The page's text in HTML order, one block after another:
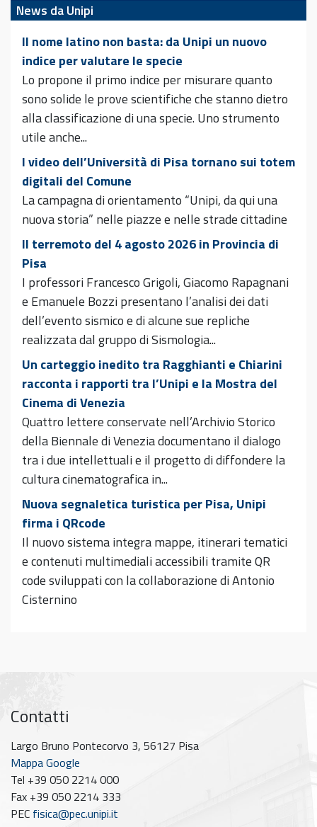
News da Unipi
Il nome latino non basta: da Unipi un nuovo
indice per valutare le specie
Lo propone il primo indice per misurare quanto
sono solide le prove scientifiche che stanno dietro
alla classificazione di una specie. Uno strumento
utile anche...
I video dell’Università di Pisa tornano sui totem
digitali del Comune
La campagna di orientamento “Unipi, da qui una
nuova storia” nelle piazze e nelle strade cittadine
Il terremoto del 4 agosto 2026 in Provincia di
Pisa
I professori Francesco Grigoli, Giacomo Rapagnani
e Emanuele Bozzi presentano l’analisi dei dati
dell’evento sismico e di alcune sue repliche
realizzata dal gruppo di Sismologia...
Un carteggio inedito tra Ragghianti e Chiarini
racconta i rapporti tra l’Unipi e la Mostra del
Cinema di Venezia
Quattro lettere conservate nell’Archivio Storico
della Biennale di Venezia documentano il dialogo
tra i due intellettuali e il progetto di diffondere la
cultura cinematografica in...
Nuova segnaletica turistica per Pisa, Unipi
firma i QRcode
Il nuovo sistema integra mappe, itinerari tematici
e contenuti multimediali accessibili tramite QR
code sviluppati con la collaborazione di Antonio
Cisternino
Contatti
Largo Bruno Pontecorvo 3, 56127 Pisa
Mappa Google
Tel +39 050 2214 000
Fax +39 050 2214 333
PEC fisica@pec.unipi.it